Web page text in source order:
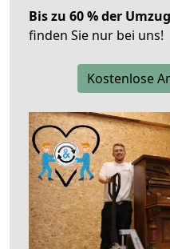
Bis zu 60 % der
finden Sie nur bei uns!
Kostenlose